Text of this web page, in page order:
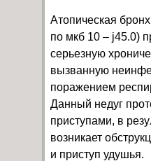
Атопическая
по мкб 10 – j45.0)
серьезную
вызванную
поражением
Данный недуг
приступами, в
возникает
и приступ удушья.